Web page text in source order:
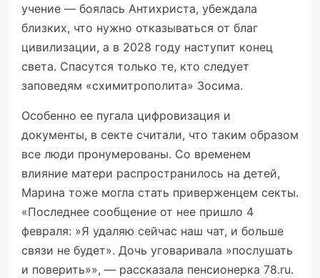
учение — боялась Антихриста, убеждала
близких, что нужно отказываться от благ
цивилизации, а в 2028 году наступит конец
света. Спасутся только те, кто следует
заповедям «схимитрополита» Зосима.
Особенно ее пугала цифровизация и
документы, в секте считали, что таким образом
все люди пронумерованы. Со временем
влияние матери распространилось на детей,
Марина тоже могла стать приверженцем секты.
«Последнее сообщение от нее пришло 4
февраля: »Я удаляю сейчас наш чат, и больше
связи не будет». Дочь уговаривала »послушать
и поверить»», — рассказала пенсионерка 78.ru.